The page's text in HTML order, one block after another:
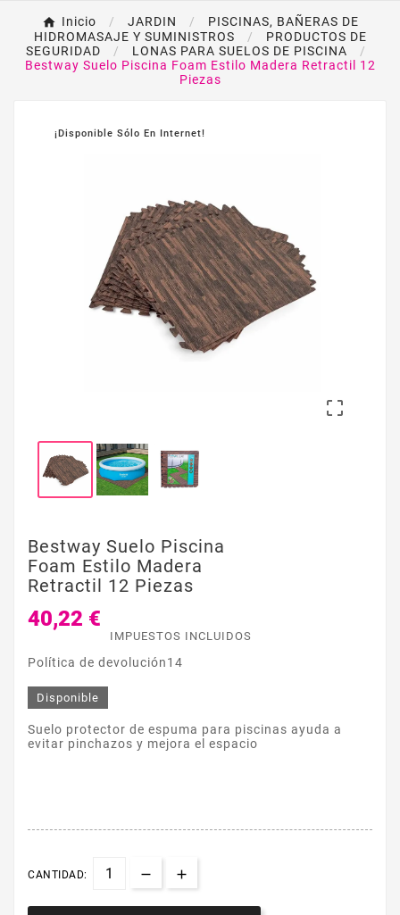
Inicio JARDIN
PISCINAS, BAÑERAS DE
HIDROMASAJE Y SUMINISTROS
PRODUCTOS DE
SEGURIDAD
LONAS PARA SUELOS DE PISCINA
Bestway Suelo Piscina Foam Estilo Madera Retractil 12
Piezas
¡Disponible Sólo En Internet!

Bestway Suelo Piscina
Foam Estilo Madera
Retractil 12 Piezas
40,22 €
IMPUESTOS INCLUIDOS
Política de devolución14
Disponible
Suelo protector de espuma para piscinas ayuda a
evitar pinchazos y mejora el espacio
CANTIDAD: